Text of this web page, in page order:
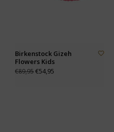
Birkenstock Gizeh
Flowers Kids
€89,95€54,95